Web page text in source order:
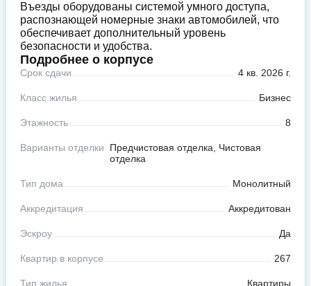
Въезды оборудованы системой умного доступа,
распознающей номерные знаки автомобилей, что
обеспечивает дополнительный уровень
безопасности и удобства.
Подробнее о корпусе
Срок сдачи 4 кв. 2026 г.
Класс жилья Бизнес
Этажность 8
Варианты отделки
Предчистовая отделка, Чистовая
отделка
Тип дома Монолитный
Аккредитация Аккредитован
Эскроу Да
Квартир в корпусе 267
Тип жилья Квартиры